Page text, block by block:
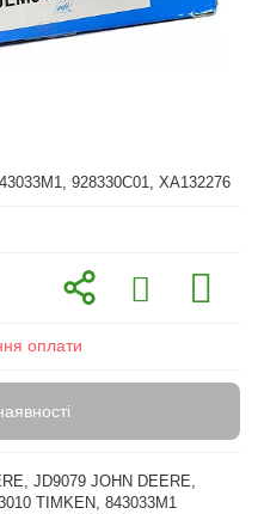
928330C01, XA132276
оплати
JD9079 JOHN DEERE,
TIMKEN, 843033M1